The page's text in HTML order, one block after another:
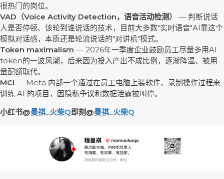
很热门的岗位。
VAD （Voice Activity Detection， 语音活动检测）
— 判断说话
人是否停顿、该轮到谁说话的技术，目前大多数"实时语音"AI靠这个
模拟对话感，本质还是轮流说话的"对讲机"模式。
Token maximalism — 2026年一季度企业鼓励员工尽量多用AI
token的一波风潮，后来因为投入产出不成比例，逐渐降温、被用
量配额取代。
MCI — Meta 内部一个通过在员工电脑上装软件、录制操作过程来
训练 AI 的项目，因隐私争议和数据泄露被叫停。
小红书@曼祺_火柴Q即刻@曼祺_火柴Q